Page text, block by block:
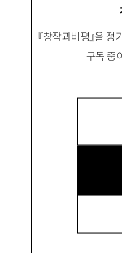
『창작과비평』을
구독 중
『밤은 노래한